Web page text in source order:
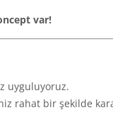
var!
uyguluyoruz.
rahat bir şekilde